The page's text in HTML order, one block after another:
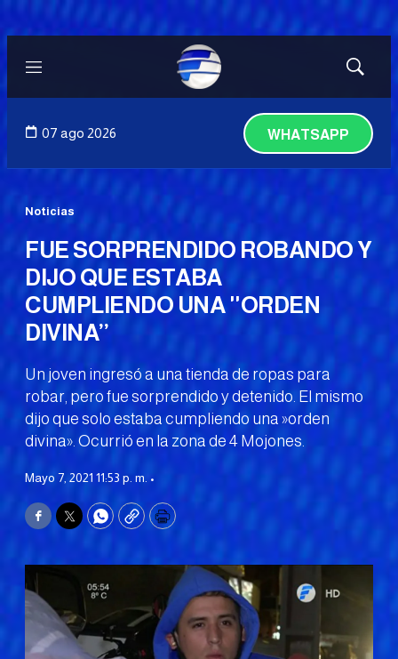
Menú
Mostrar
07 ago 2026 WHATSAPP
Noticias
FUE SORPRENDIDO ROBANDO Y
DIJO QUE ESTABA
CUMPLIENDO UNA ''ORDEN
DIVINA’’
Un joven ingresó a una tienda de ropas para
robar, pero fue sorprendido y detenido. El mismo
dijo que solo estaba cumpliendo una »orden
divina». Ocurrió en la zona de 4 Mojones.
Mayo 7, 2021 11:53 p. m. •
Facebook
TwitterWhatsApp
CopyPrint